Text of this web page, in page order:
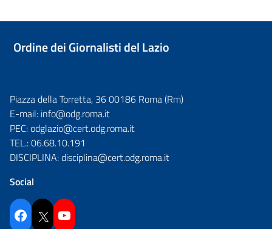
Ordine dei Giornalisti del Lazio
Piazza della Torretta, 36 00186 Roma (Rm)
E-mail: info@odg.roma.it
PEC:odglazio@cert.odg.roma.it
TEL.:06.68.10.191
DISCIPLINA:disciplina@cert.odg.roma.it
Social
Facebook Twitter YouTube